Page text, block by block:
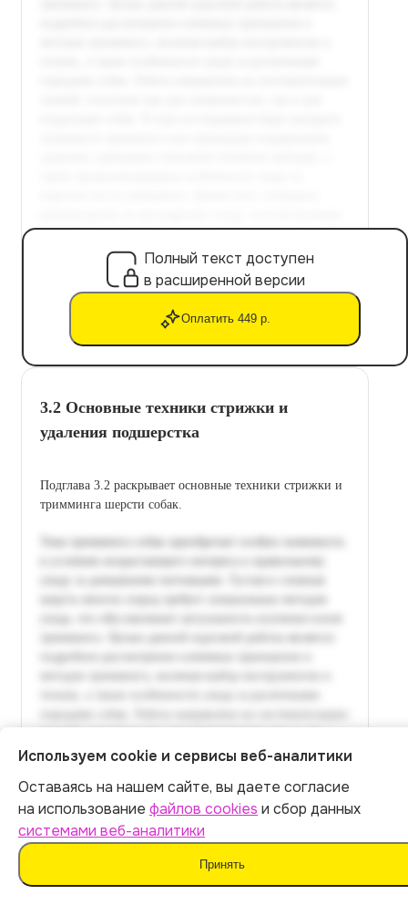
Полный текст доступен
в расширенной версии
Оплатить 449 р.
3.2 Основные техники стрижки и
удаления подшерстка
Подглава 3.2 раскрывает основные техники стрижки и
тримминга шерсти собак.
Итог:449р.
Оплатить
Используем cookie и сервисы веб-аналитики
Оставаясь на нашем сайте, вы даете согласие
на использование файлов cookies и сбор данных
системами веб-аналитики
Принять